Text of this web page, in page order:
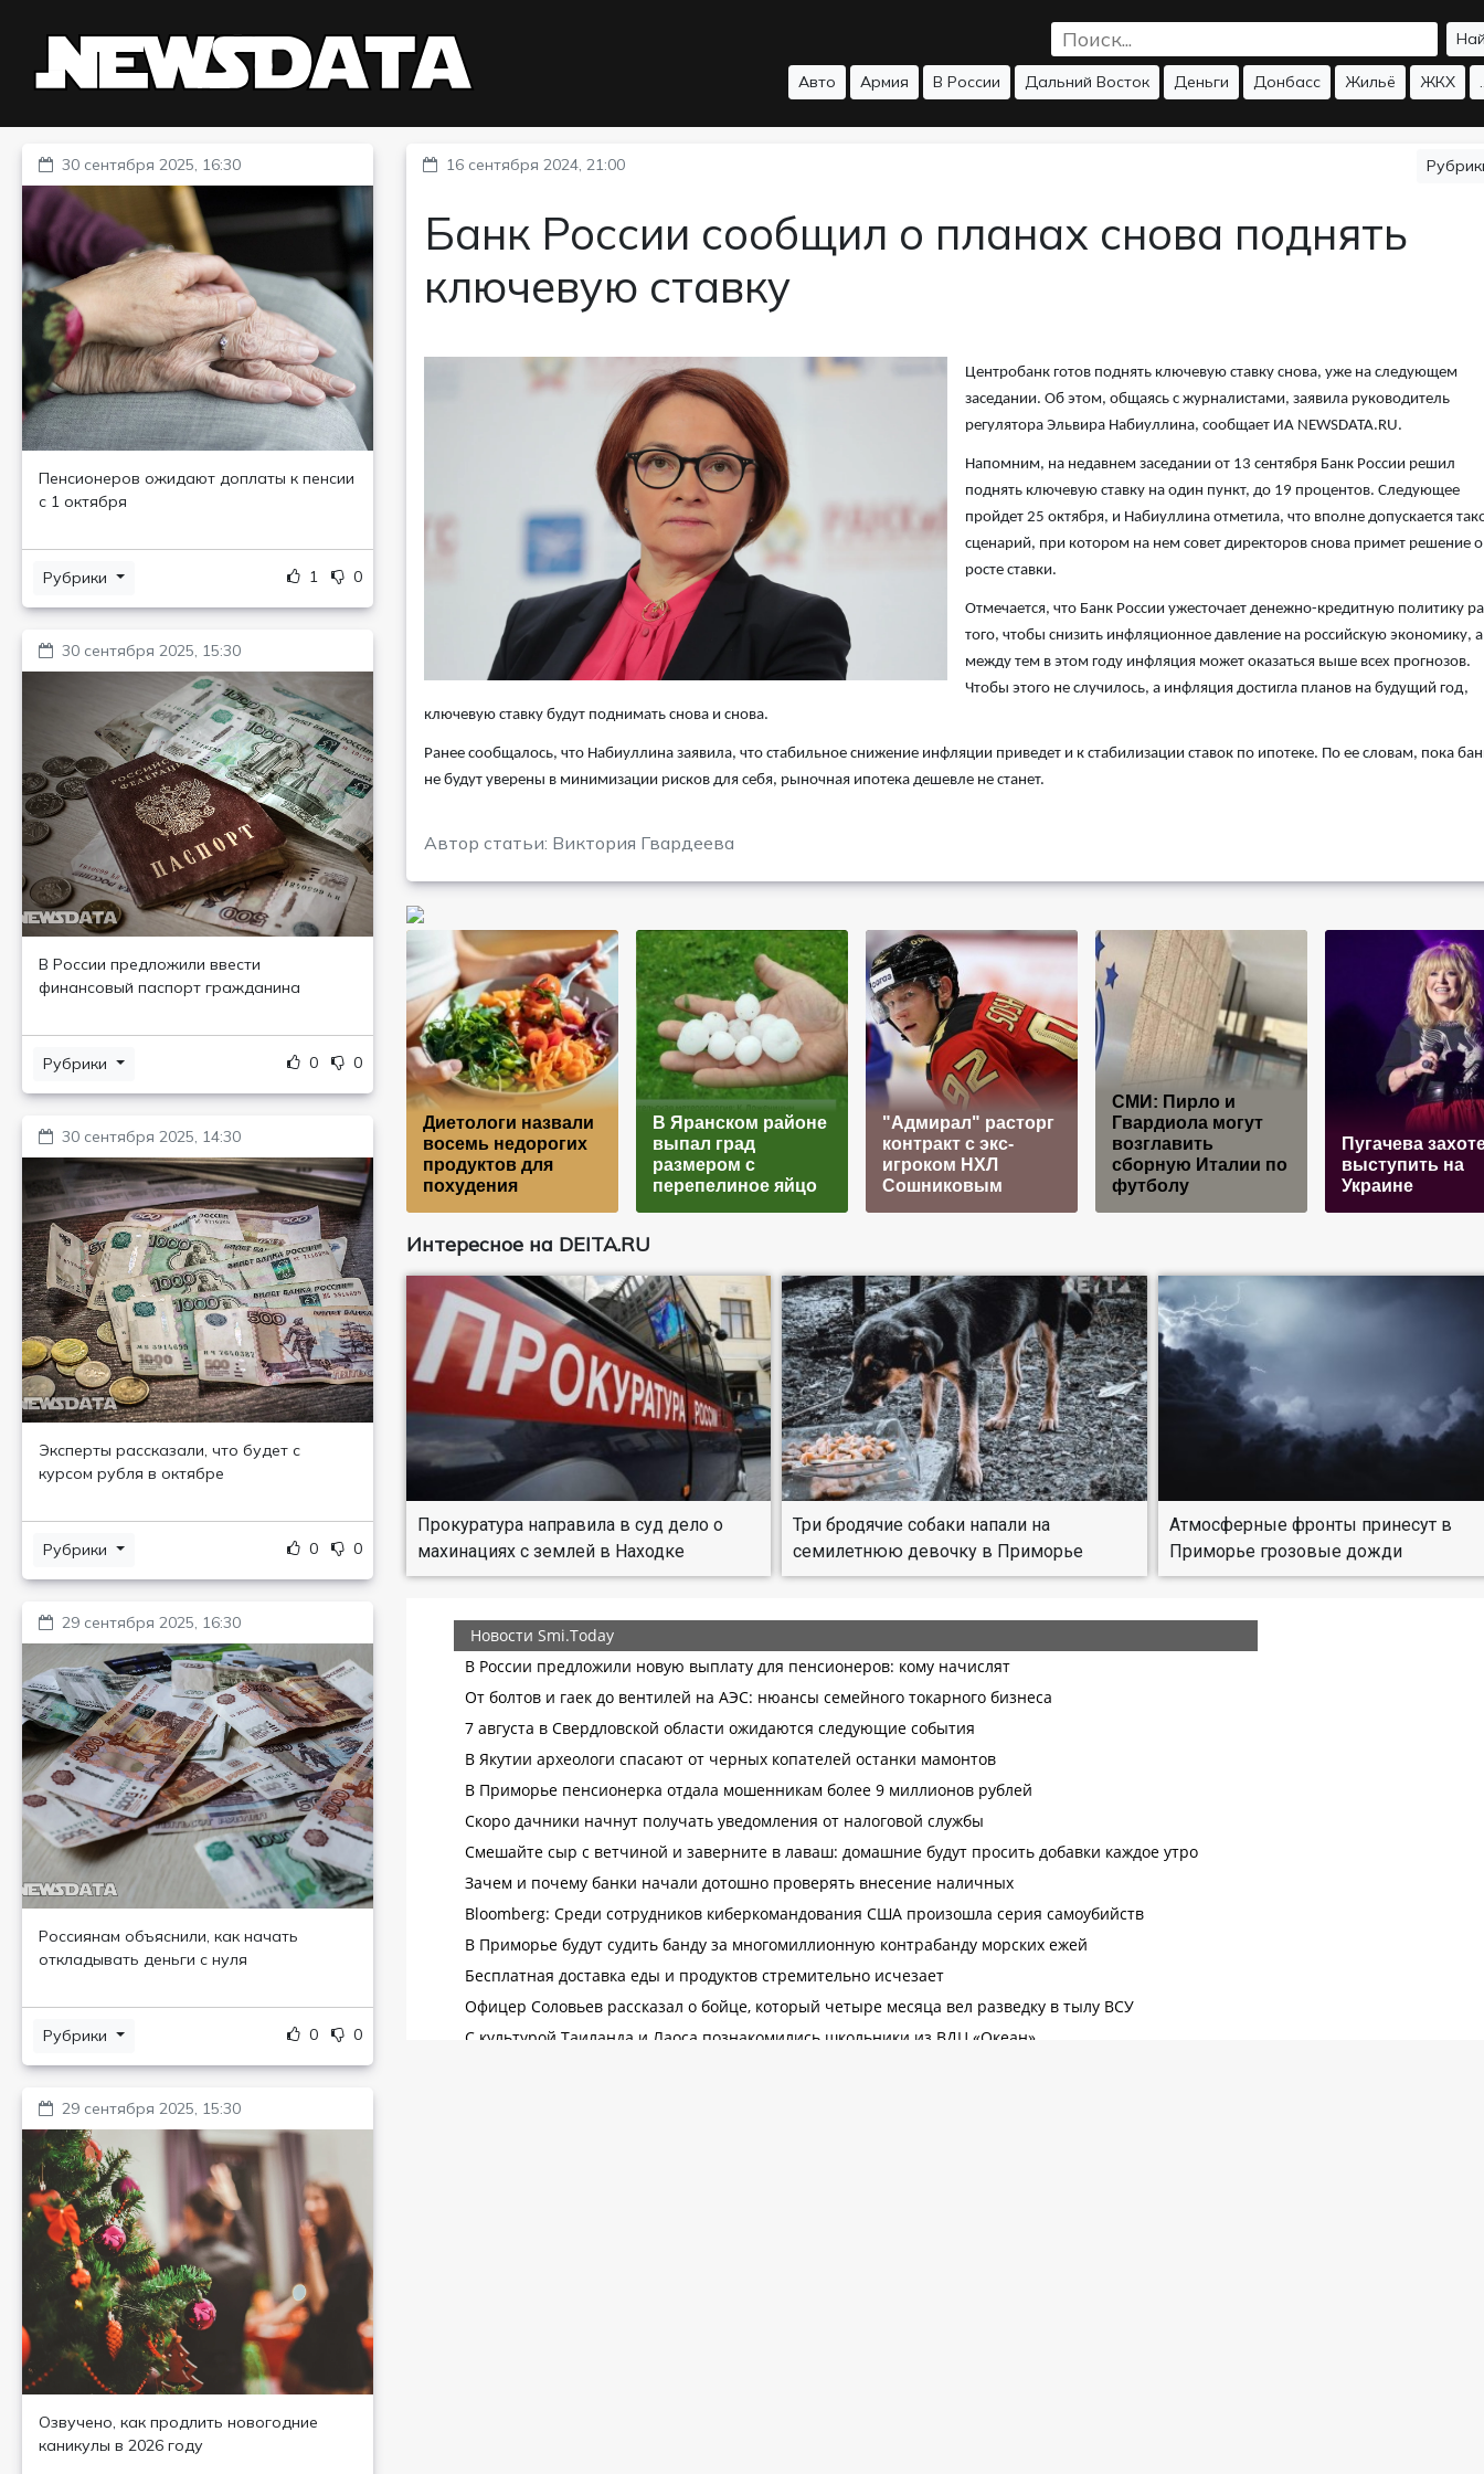
Авто Армия В России Дальний Восток Деньги Донбасс Жильё ЖКХ
30 сентября 2025, 16:30
Пенсионеров ожидают доплаты к пенсии
с 1 октября
Рубрики 1 0
30 сентября 2025, 15:30
В России предложили ввести
финансовый паспорт гражданина
Рубрики 0 0
30 сентября 2025, 14:30
Эксперты рассказали, что будет с
курсом рубля в октябре
Рубрики 0 0
29 сентября 2025, 16:30
Россиянам объяснили, как начать
откладывать деньги с нуля
Рубрики 0 0
29 сентября 2025, 15:30
Озвучено, как продлить новогодние
каникулы в 2026 году
16 сентября 2024, 21:00
Банк России сообщил о планах снова поднять
ключевую ставку
Центробанк готов поднять ключевую ставку снова, уже на следующем
заседании. Об этом, общаясь с журналистами, заявила руководитель
регулятора Эльвира Набиуллина, сообщает ИА NEWSDATA.RU.
Напомним, на недавнем заседании от 13 сентября Банк России решил
поднять ключевую ставку на один пункт, до 19 процентов. Следующее
пройдет 25 октября, и Набиуллина отметила, что вполне допускается
сценарий, при котором на нем совет директоров снова примет решение о
росте ставки.
Отмечается, что Банк России ужесточает денежно-кредитную политику
того, чтобы снизить инфляционное давление на российскую экономику, а
между тем в этом году инфляция может оказаться выше всех прогнозов.
Чтобы этого не случилось, а инфляция достигла планов на будущий год,
ключевую ставку будут поднимать снова и снова.
Ранее сообщалось, что Набиуллина заявила, что стабильное снижение инфляции приведет и к стабилизации ставок по ипотеке. По ее словам, пока
не будут уверены в минимизации рисков для себя, рыночная ипотека дешевле не станет.
Автор статьи: Виктория Гвардеева
Диетологи назвали
восемь недорогих
продуктов для
похудения
В Яранском районе
выпал град
размером с
перепелиное яйцо
"Адмирал" расторг
контракт с экс-
игроком НХЛ
Сошниковым
СМИ: Пирло и
Гвардиола могут
возглавить
сборную Италии по
футболу
Пугачева
выступить на
Украине
Интересное на DEITA.RU
Прокуратура направила в суд дело о
махинациях с землей в Находке
Три бродячие собаки напали на
семилетнюю девочку в Приморье
Атмосферные фронты принесут в
Приморье грозовые дожди